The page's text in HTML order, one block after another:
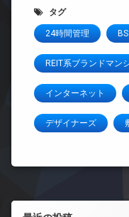
タグ
24時間管理 BS
REIT系ブランドマン
インターネット
デザイナーズ
左サイドバー